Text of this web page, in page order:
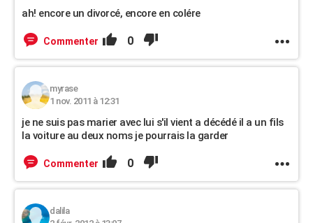
ah! encore un divorcé, encore en colére
Commenter 0
myrase
1 nov. 2011 à 12:31
je ne suis pas marier avec lui s'il vient a décédé il a un fils
la voiture au deux noms je pourrais la garder
Commenter 0
dalila